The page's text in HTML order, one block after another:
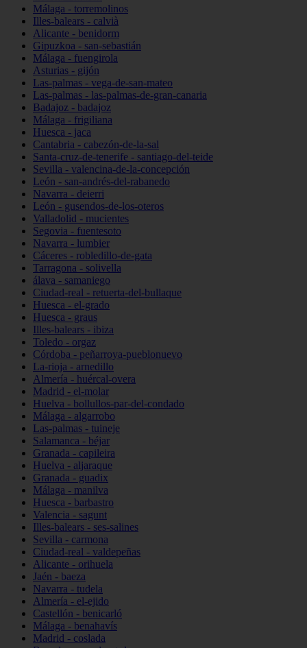
Málaga - torremolinos
Illes-balears - calvià
Alicante - benidorm
Gipuzkoa - san-sebastián
Málaga - fuengirola
Asturias - gijón
Las-palmas - vega-de-san-mateo
Las-palmas - las-palmas-de-gran-canaria
Badajoz - badajoz
Málaga - frigiliana
Huesca - jaca
Cantabria - cabezón-de-la-sal
Santa-cruz-de-tenerife - santiago-del-teide
Sevilla - valencina-de-la-concepción
León - san-andrés-del-rabanedo
Navarra - deierri
León - gusendos-de-los-oteros
Valladolid - mucientes
Segovia - fuentesoto
Navarra - lumbier
Cáceres - robledillo-de-gata
Tarragona - solivella
álava - samaniego
Ciudad-real - retuerta-del-bullaque
Huesca - el-grado
Huesca - graus
Illes-balears - ibiza
Toledo - orgaz
Córdoba - peñarroya-pueblonuevo
La-rioja - arnedillo
Almería - huércal-overa
Madrid - el-molar
Huelva - bollullos-par-del-condado
Málaga - algarrobo
Las-palmas - tuineje
Salamanca - béjar
Granada - capileira
Huelva - aljaraque
Granada - guadix
Málaga - manilva
Huesca - barbastro
Valencia - sagunt
Illes-balears - ses-salines
Sevilla - carmona
Ciudad-real - valdepeñas
Alicante - orihuela
Jaén - baeza
Navarra - tudela
Almería - el-ejido
Castellón - benicarló
Málaga - benahavís
Madrid - coslada